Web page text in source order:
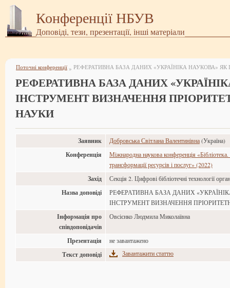
Конференції НБУВ
Доповіді, тези, презентації, інші матеріали
Поточні конференції »
РЕФЕРАТИВНА БАЗА ДАНИХ
ІНСТРУМЕНТ ВИЗНАЧЕННЯ
НАУКИ
Заявник Добровська Світлана Валентинівна (Україна)
Конференція
Міжнародна наукова конференція
трансформації ресурсів і послуг» (2022)
Захід Секція 2. Цифрові бібліотечні технології
Назва доповіді
РЕФЕРАТИВНА БАЗА ДАНИХ
ІНСТРУМЕНТ ВИЗНАЧЕННЯ
Інформація про
співдоповідачів
Овсієнко Людмила Миколаївна
Презентація не завантажено
Текст доповіді Завантажити статтю